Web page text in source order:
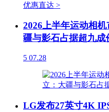
优惠直达 >
2026上半年运动相
疆与影石占据超九成
5 07.28
LG发布27英寸4K